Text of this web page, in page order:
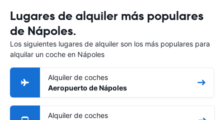
Lugares de alquiler más populares
de Nápoles.
Los siguientes lugares de alquiler son los más populares para
alquilar un coche en Nápoles
Alquiler de coches
Aeropuerto de Nápoles
Alquiler de coches